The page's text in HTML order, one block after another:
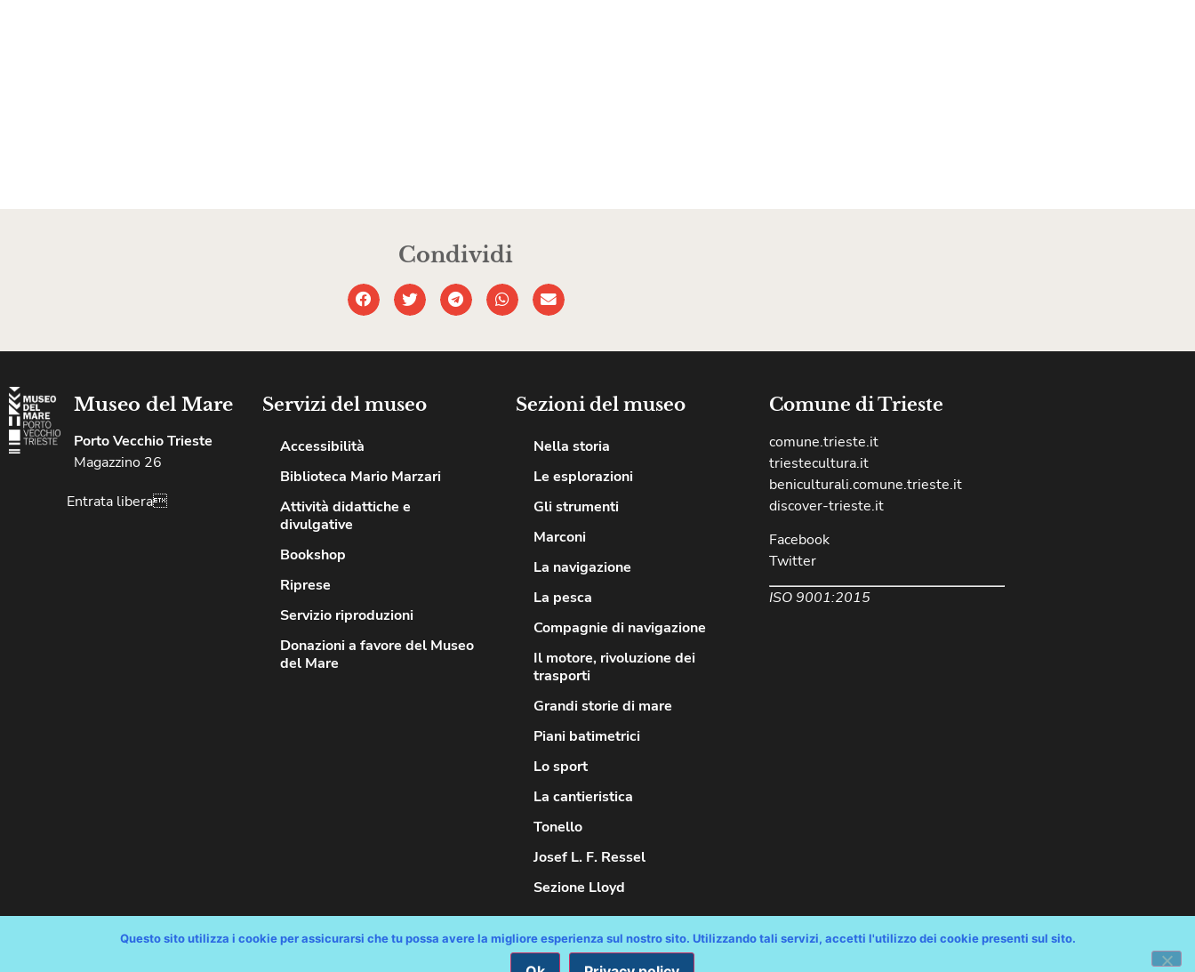
Condividi
Museo del Mare
Porto Vecchio Trieste
Magazzino 26
Entrata libera
Servizi del museo
Accessibilità
Biblioteca Mario Marzari
Attività didattiche e
divulgative
Bookshop
Riprese
Servizio riproduzioni
Donazioni a favore del Museo
del Mare
Sezioni del museo
Nella storia
Le esplorazioni
Gli strumenti
Marconi
La navigazione
La pesca
Compagnie di navigazione
Il motore, rivoluzione dei
trasporti
Grandi storie di mare
Piani batimetrici
Lo sport
La cantieristica
Tonello
Josef L. F. Ressel
Sezione Lloyd
Comune di Trieste
comune.trieste.it
triestecultura.it
beniculturali.comune.trieste.it
discover-trieste.it
Facebook
Twitter
ISO 9001:2015
Questo sito utilizza i cookie per assicurarsi che tu possa avere la migliore esperienza sul nostro sito. Utilizzando tali servizi, accetti l'utilizzo dei cookie presenti sul sito.